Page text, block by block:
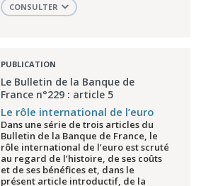
CONSULTER
PUBLICATION
Le Bulletin de la Banque de
France n°229 : article 5
Le rôle international de l’euro
Dans une série de trois articles du
Bulletin de la Banque de France, le
rôle international de l’euro est scruté
au regard de l’histoire, de ses coûts
et de ses bénéfices et, dans le
présent article introductif, de la